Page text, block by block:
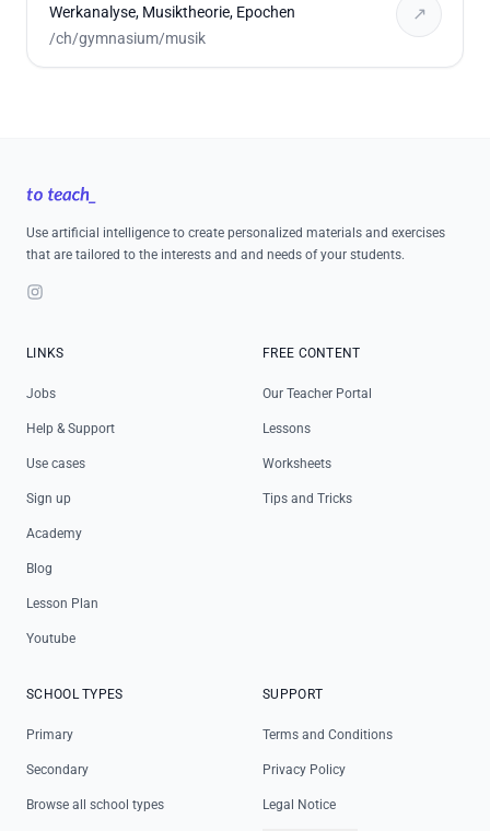
Werkanalyse, Musiktheorie, Epochen
/ch/gymnasium/musik
↗
Use artificial intelligence to create personalized materials and exercises
that are tailored to the interests and and needs of your students.
Instagram
LINKS
Jobs
Help & Support
Use cases
Sign up
Academy
Blog
Lesson Plan
Youtube
FREE CONTENT
Our Teacher Portal
Lessons
Worksheets
Tips and Tricks
SCHOOL TYPES
Primary
Secondary
Browse all school types
SUPPORT
Terms and Conditions
Privacy Policy
Legal Notice